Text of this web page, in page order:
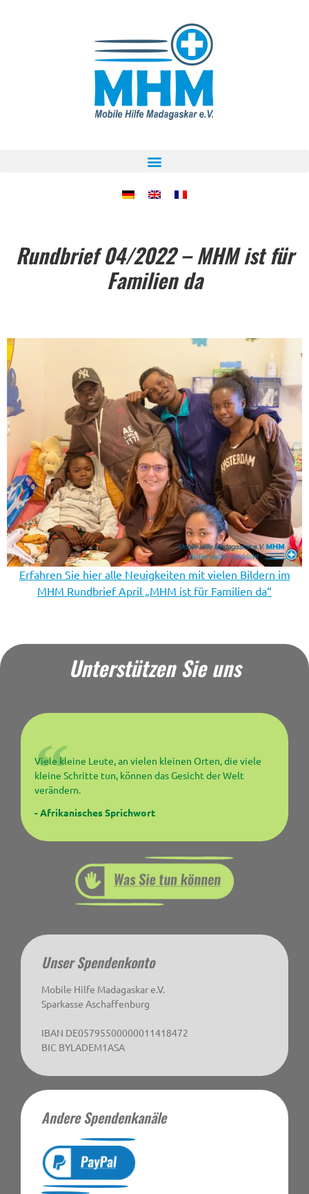
Rundbrief 04/2022 – MHM ist für
Familien da
Erfahren Sie hier alle Neuigkeiten mit vielen Bildern im
MHM Rundbrief April „MHM ist für Familien da“
Unterstützen Sie uns
Viele kleine Leute, an vielen kleinen Orten, die viele
kleine Schritte tun, können das Gesicht der Welt
verändern.
- Afrikanisches Sprichwort
Unser Spendenkonto
Mobile Hilfe Madagaskar e.V.
Sparkasse Aschaffenburg
IBAN DE05795500000011418472
BIC BYLADEM1ASA
Andere Spendenkanäle